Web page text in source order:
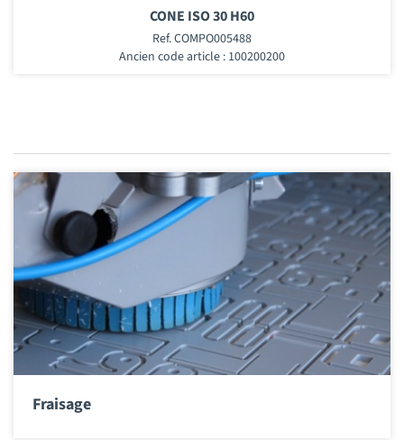
CONE ISO 30 H60
Ref. COMPO005488
Ancien code article : 100200200
Fraisage